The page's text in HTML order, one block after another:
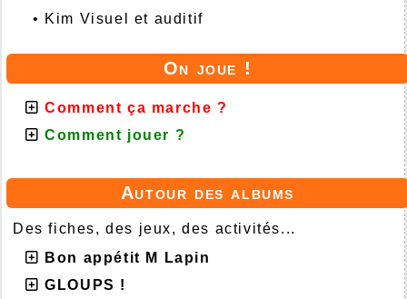
• Kim Visuel et auditif
On joue !
Comment ça marche ?
Comment jouer ?
Autour des albums
Des fiches, des jeux, des activités...
Bon appétit M Lapin
GLOUPS !